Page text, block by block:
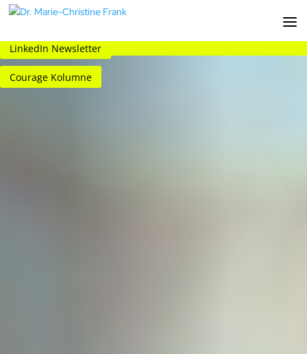
LinkedIn Newsletter
Courage Kolumne